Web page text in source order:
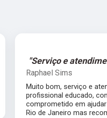
"Serviço e
Raphael Sims
Muito bom, serviço e
profissional educado,
comprometido em
Rio de Janeiro mas